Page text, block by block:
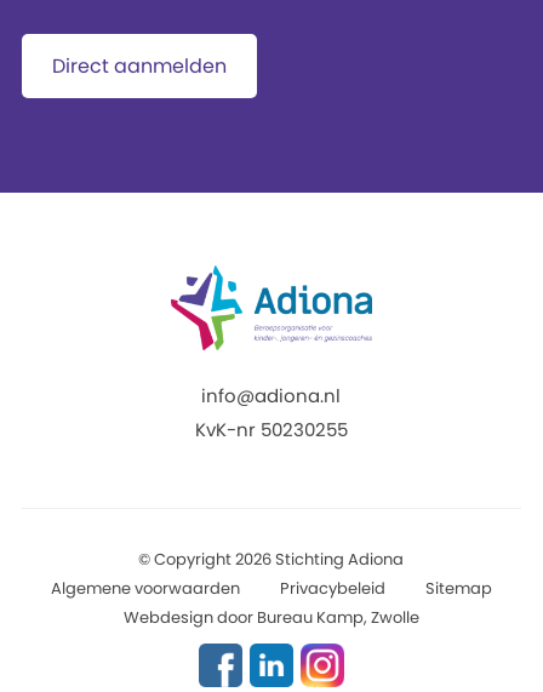
Direct aanmelden
info@adiona.nl
KvK-nr 50230255
© Copyright 2026 Stichting Adiona
Algemene voorwaarden
Privacybeleid
Sitemap
Webdesign door Bureau Kamp, Zwolle